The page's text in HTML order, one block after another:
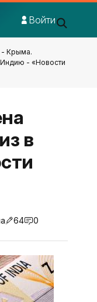
Войти
- Крыма.
Индию - «Новости
в
64 0